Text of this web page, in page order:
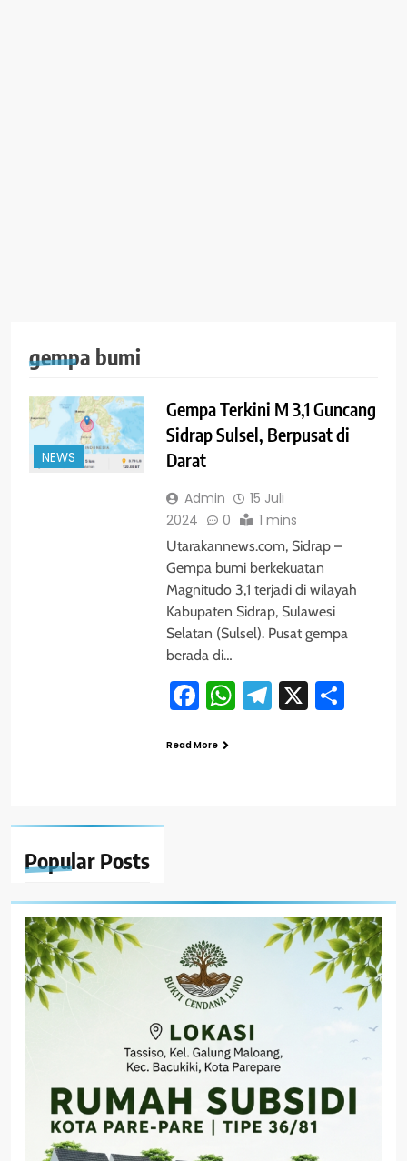
Popular Posts
gempa bumi
NEWS
Gempa Terkini M 3,1 Guncang
Sidrap Sulsel, Berpusat di
Darat
Admin
15 Juli
2024
0 1 mins
Utarakannews.com, Sidrap –
Gempa bumi berkekuatan
Magnitudo 3,1 terjadi di wilayah
Kabupaten Sidrap, Sulawesi
Selatan (Sulsel). Pusat gempa
berada di…
Facebook
WhatsApp
Telegram
X
Read More